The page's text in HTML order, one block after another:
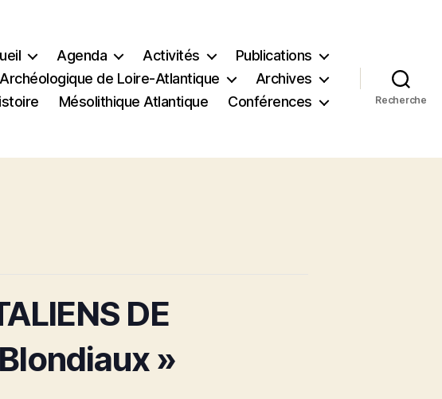
Agenda Activités
Publications
de Loire-Atlantique
Archives
Mésolithique Atlantique Conférences Recherche
DE
»